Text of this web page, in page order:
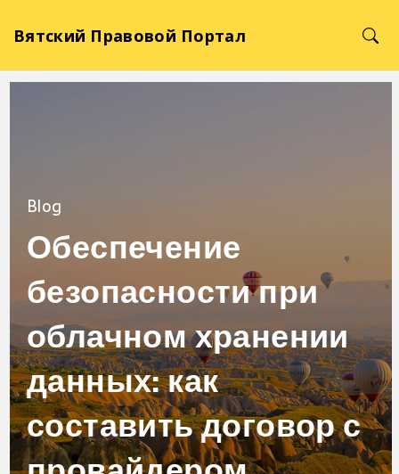
Вятский Правовой Портал
Blog
Обеспечение
безопасности при
облачном хранении
данных: как
составить договор с